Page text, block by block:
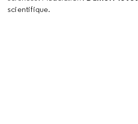
scientifique.